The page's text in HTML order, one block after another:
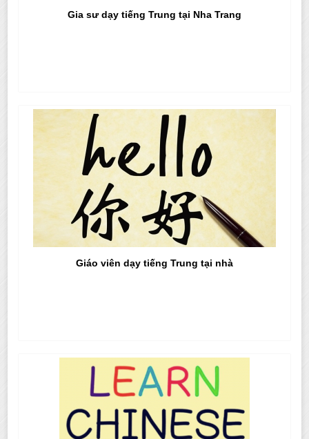
Gia sư dạy tiếng Trung tại Nha Trang
Giáo viên dạy tiếng Trung tại nhà